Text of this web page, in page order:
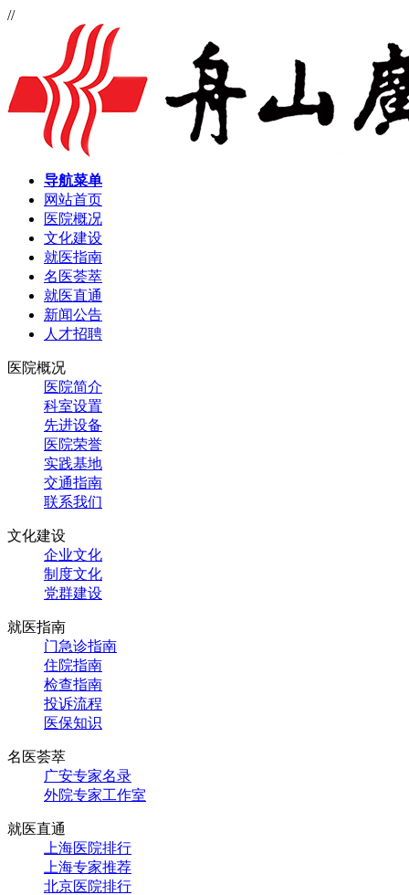
//
导航菜单
网站首页
医院概况
文化建设
就医指南
名医荟萃
就医直通
新闻公告
人才招聘
医院概况
医院简介
科室设置
先进设备
医院荣誉
实践基地
交通指南
联系我们
文化建设
企业文化
制度文化
党群建设
就医指南
门急诊指南
住院指南
检查指南
投诉流程
医保知识
名医荟萃
广安专家名录
外院专家工作室
就医直通
上海医院排行
上海专家推荐
北京医院排行